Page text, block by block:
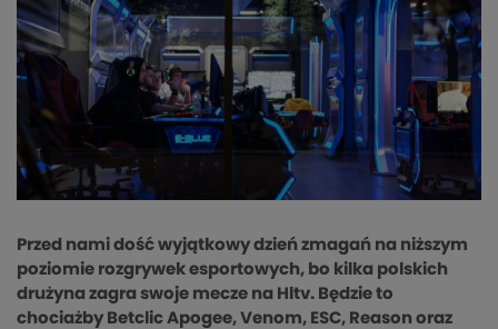
Przed nami dość wyjątkowy dzień zmagań na niższym
poziomie rozgrywek esportowych, bo kilka polskich
drużyna zagra swoje mecze na Hltv. Będzie to
chociażby Betclic Apogee, Venom, ESC, Reason oraz